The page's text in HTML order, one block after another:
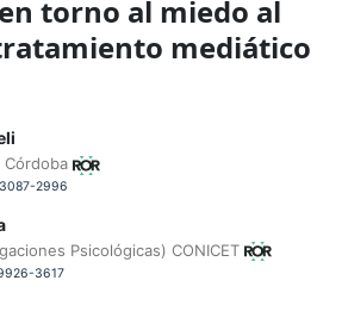
torno al miedo al
mediático
Córdoba
2996
Psicológicas) CONICET
3617